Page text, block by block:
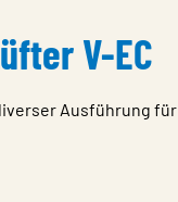
V-EC
Ausführung für